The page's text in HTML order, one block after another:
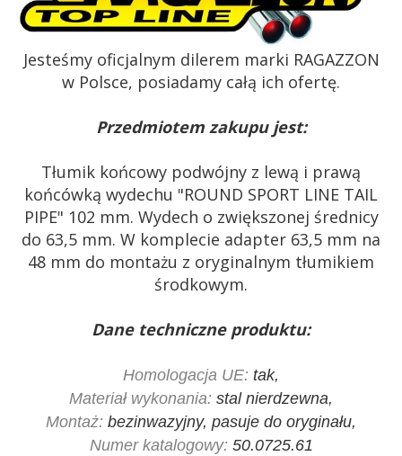
Jesteśmy oficjalnym dilerem marki RAGAZZON
w Polsce, posiadamy całą ich ofertę.
Przedmiotem zakupu jest:
Tłumik końcowy podwójny z lewą i prawą
końcówką wydechu "ROUND SPORT LINE TAIL
PIPE" 102 mm. Wydech o zwiększonej średnicy
do 63,5 mm. W komplecie adapter 63,5 mm na
48 mm do montażu z oryginalnym tłumikiem
środkowym.
Dane techniczne produktu:
Homologacja UE: tak,
Materiał wykonania: stal nierdzewna,
Montaż: bezinwazyjny, pasuje do oryginału,
Numer katalogowy: 50.0725.61